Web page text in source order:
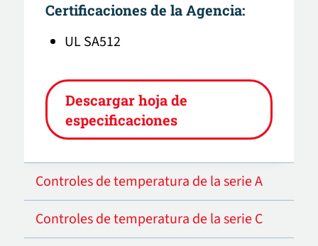
Certificaciones de la Agencia:
UL SA512
Descargar hoja de
especificaciones
Controles de temperatura de la serie A
Controles de temperatura de la serie C